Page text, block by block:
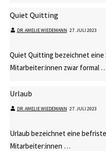
Quiet Quitting
DR. AMELIE WIEDEMANN⋅ 27. JULI 2023
Quiet Quitting bezeichnet
Mitarbeiter:innen zwar formal
Urlaub
DR. AMELIE WIEDEMANN⋅ 27. JULI 2023
Urlaub bezeichnet eine
Mitarbeiter:innen …